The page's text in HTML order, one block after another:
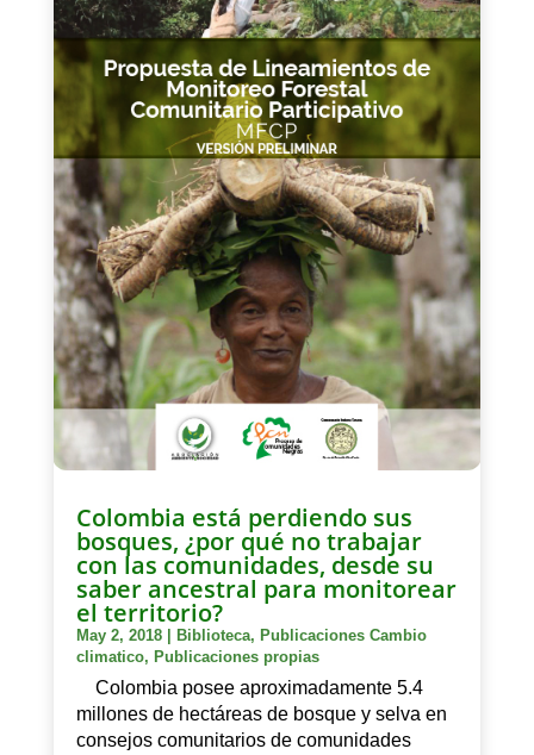
Colombia está perdiendo sus
bosques, ¿por qué no trabajar
con las comunidades, desde su
saber ancestral para monitorear
el territorio?
May 2, 2018| Biblioteca, Publicaciones Cambio
climatico, Publicaciones propias
Colombia posee aproximadamente 5.4
millones de hectáreas de bosque y selva en
consejos comunitarios de comunidades